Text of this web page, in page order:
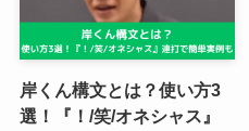
岸くん構文とは？使い方3
選！『！/笑/オネシャス』